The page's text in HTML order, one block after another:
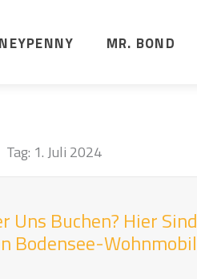
MR. BOND
Tag: 1. Juli 2024
Uns Buchen? Hier Sind
Bodensee-Wohnmobil